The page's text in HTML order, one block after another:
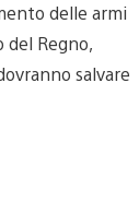
delle armi
del Regno,
salvare